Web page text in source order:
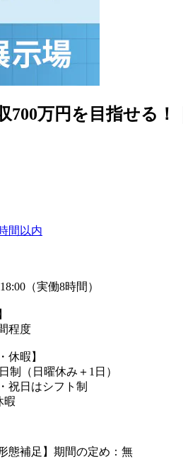
万円を目指せる
間以内
（実働8時間）
程度
休暇】
制（日曜休み＋1日）
祝日はシフト制
暇
態補足】期間の定め：無